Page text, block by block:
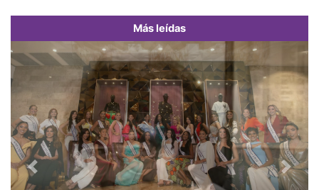
Más leídas
Previous Next